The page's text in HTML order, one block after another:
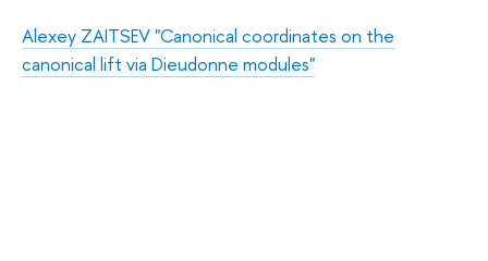
Alexey ZAITSEV "Canonical coordinates on the
canonical lift via Dieudonne modules"